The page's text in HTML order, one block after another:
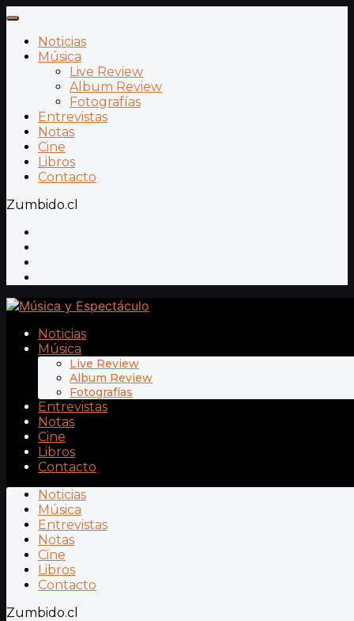
Noticias
Música
Live Review
Album Review
Fotografías
Entrevistas
Notas
Cine
Libros
Contacto
Zumbido.cl
Noticias
Música
Live Review
Album Review
Fotografías
Entrevistas
Notas
Cine
Libros
Contacto
Noticias
Música
Entrevistas
Notas
Cine
Libros
Contacto
Zumbido.cl